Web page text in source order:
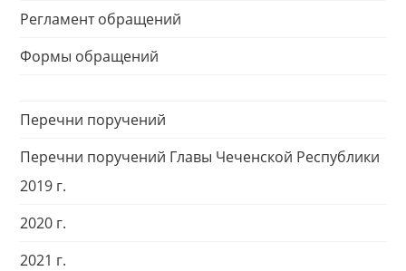
Регламент обращений
Формы обращений
Перечни поручений
Перечни поручений Главы Чеченской Республики
2019 г.
2020 г.
2021 г.